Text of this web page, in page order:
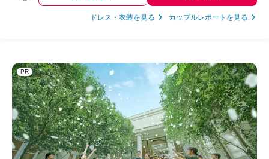
ドレス・衣装を見る カップルレポートを見る
PR